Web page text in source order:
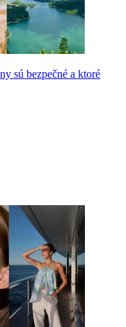
sú bezpečné a ktoré